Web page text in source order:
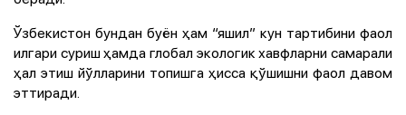
Ўзбекистон бундан буён ҳам “яшил” кун тартибини фаол
илгари суриш ҳамда глобал экологик хавфларни самарали
ҳал этиш йўлларини топишга ҳисса қўшишни фаол давом
эттиради.